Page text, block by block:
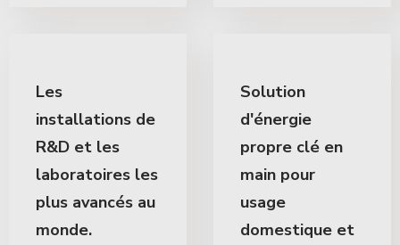
Les
installations de
R&D et les
laboratoires les
plus avancés au
monde.
Solution
d'énergie
propre clé en
main pour
usage
domestique et